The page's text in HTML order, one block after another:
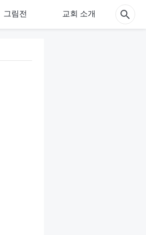
그림전 교회 소개